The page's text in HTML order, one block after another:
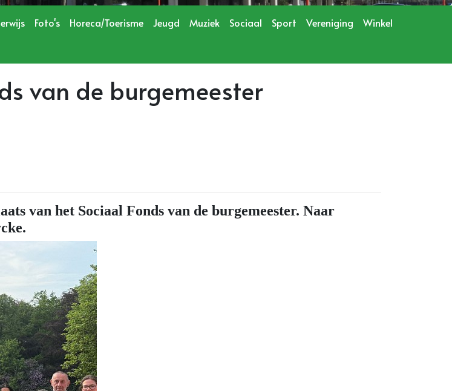
Foto's Horeca/Toerisme Jeugd Muziek Sociaal Sport Vereniging
Winkel
van de burgemeester
van het Sociaal Fonds van de burgemeester. Naar